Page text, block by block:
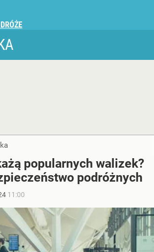
popularnych walizek?
podróżnych
11:00